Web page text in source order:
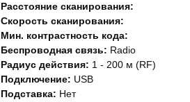
Расстояние сканирования:
Скорость сканирования:
Мин. контрастность кода:
Беспроводная связь: Radio
Радиус действия: 1 - 200 м (RF)
Подключение: USB
Подставка: Нет